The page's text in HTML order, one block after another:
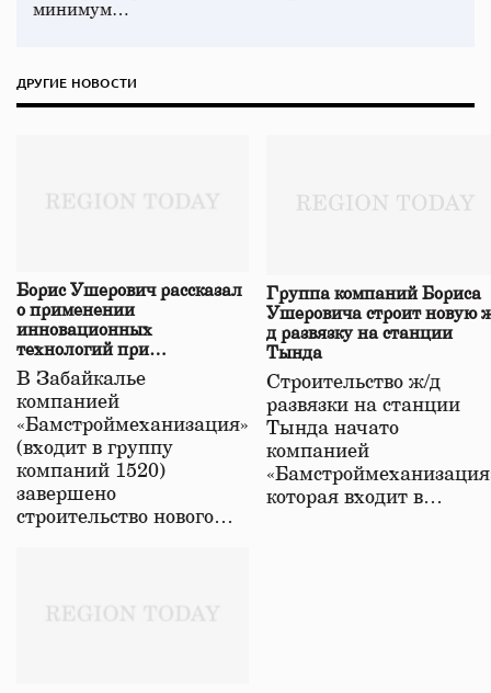
минимум…
ДРУГИЕ НОВОСТИ
Борис Ушерович рассказал
о применении
инновационных
технологий при
строительстве нового моста
в Забайкалье
В Забайкалье
компанией
«Бамстроймеханизация»
(входит в группу
компаний 1520)
завершено
строительство нового…
Группа компаний Бориса
Ушеровича строит новую
д развязку на станции
Тында
Строительство ж/д
развязки на станции
Тында начато
компанией
которая входит в…